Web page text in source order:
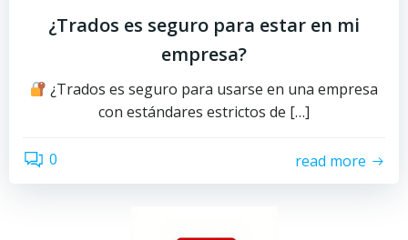
¿Trados es seguro para estar en mi
empresa?
¿Trados es seguro para usarse en una empresa
con estándares estrictos de […]
0 read more